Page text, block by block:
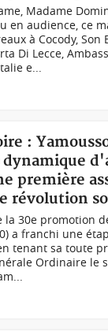
Madame
en audience, ce
à Cocody, Son
Di Lecce,
e...
:
dynamique
première
révolution
30e promotion
a franchi une
tenant sa toute
Ordinaire le